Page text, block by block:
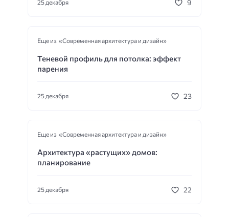
25 декабря 9
Еще из «Современная архитектура и дизайн»
Теневой профиль для потолка: эффект
парения
25 декабря 23
Еще из «Современная архитектура и дизайн»
Архитектура «растущих» домов:
планирование
25 декабря 22